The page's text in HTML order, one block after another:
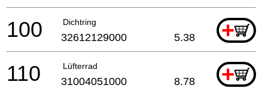
Dichtring +
100 32612129000 5.38
Lüfterrad +
110 31004051000 8.78